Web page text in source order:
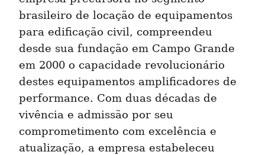
brasileiro de locação de equipamentos
para edificação civil, compreendeu
desde sua fundação em Campo Grande
em 2000 o capacidade revolucionário
destes equipamentos amplificadores de
performance. Com duas décadas de
vivência e admissão por seu
comprometimento com excelência e
atualização, a empresa estabeleceu